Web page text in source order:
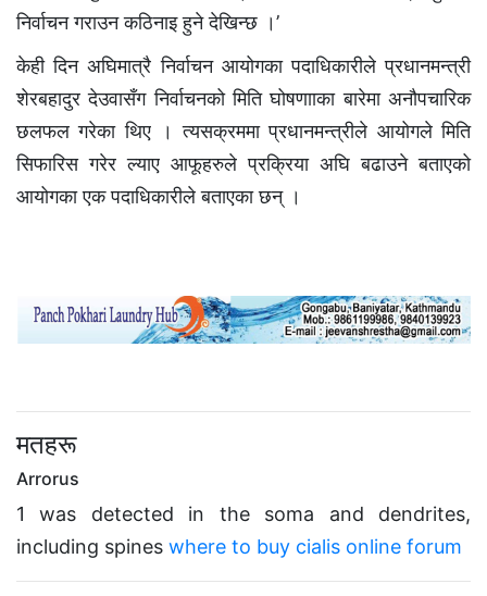
निर्वाचन गराउन कठिनाइ हुने देखिन्छ ।’
केही दिन अघिमात्रै निर्वाचन आयोगका पदाधिकारीले प्रधानमन्त्री
शेरबहादुर देउवासँग निर्वाचनको मिति घोषणााका बारेमा अनौपचारिक
छलफल गरेका थिए । त्यसक्रममा प्रधानमन्त्रीले आयोगले मिति
सिफारिस गरेर ल्याए आफूहरुले प्रक्रिया अघि बढाउने बताएको
आयोगका एक पदाधिकारीले बताएका छन् ।
मतहरू
Arrorus
1 was detected in the soma and dendrites,
including spines where to buy cialis online forum